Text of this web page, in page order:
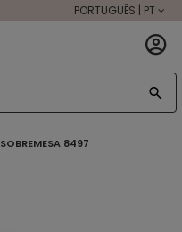
PORTUGUÊS | PT
SOBREMESA 8497